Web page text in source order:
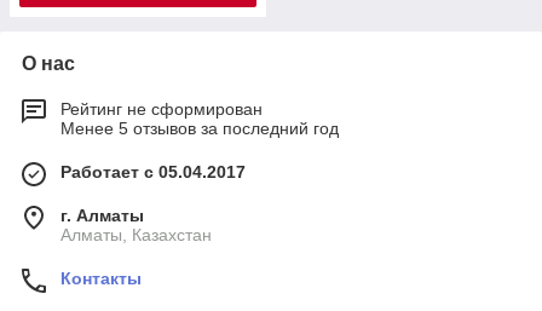
О нас
Рейтинг не сформирован
Менее 5 отзывов за последний год
Работает с 05.04.2017
г. Алматы
Алматы, Казахстан
Контакты